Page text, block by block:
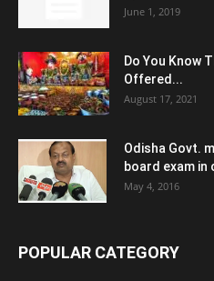
June 1, 2019
Do You Know
Offered...
August 17, 2021
Odisha Govt.
board exam in
May 4, 2016
POPULAR CATEGORY